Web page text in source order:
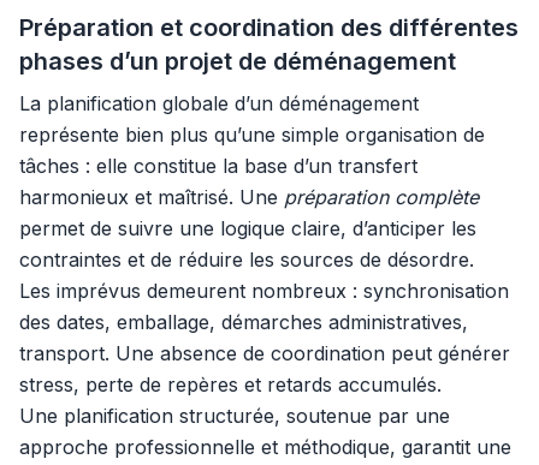
Préparation et coordination des différentes
phases d’un projet de déménagement
La planification globale d’un déménagement
représente bien plus qu’une simple organisation de
tâches : elle constitue la base d’un transfert
harmonieux et maîtrisé. Une préparation complète
permet de suivre une logique claire, d’anticiper les
contraintes et de réduire les sources de désordre.
Les imprévus demeurent nombreux : synchronisation
des dates, emballage, démarches administratives,
transport. Une absence de coordination peut générer
stress, perte de repères et retards accumulés.
Une planification structurée, soutenue par une
approche professionnelle et méthodique, garantit une